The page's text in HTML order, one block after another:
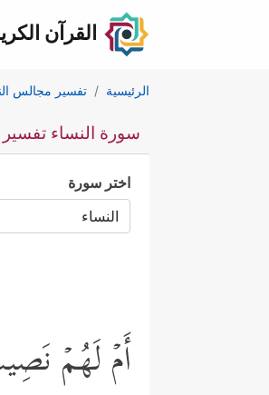
القرآن
الرئيسية تفسير مجالس
سورة النساء تفسير
اختر سورة
أَمۡ لَهُمۡ